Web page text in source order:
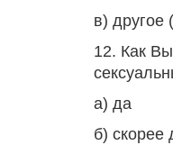
в) другое
12. Как
а) да
б) скорее